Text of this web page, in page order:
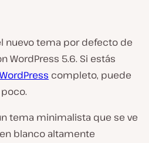
nuevo tema por defecto de
WordPress 5.6. Si estás
completo, puede
tema minimalista que se ve
blanco altamente